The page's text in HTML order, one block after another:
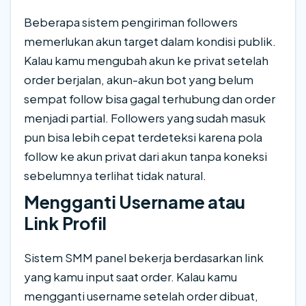
Beberapa sistem pengiriman followers
memerlukan akun target dalam kondisi publik.
Kalau kamu mengubah akun ke privat setelah
order berjalan, akun-akun bot yang belum
sempat follow bisa gagal terhubung dan order
menjadi partial. Followers yang sudah masuk
pun bisa lebih cepat terdeteksi karena pola
follow ke akun privat dari akun tanpa koneksi
sebelumnya terlihat tidak natural.
Mengganti Username atau
Link Profil
Sistem SMM panel bekerja berdasarkan link
yang kamu input saat order. Kalau kamu
mengganti username setelah order dibuat,